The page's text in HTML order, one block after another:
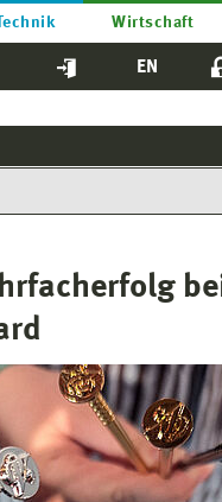
Technik Wirtschaft
EN